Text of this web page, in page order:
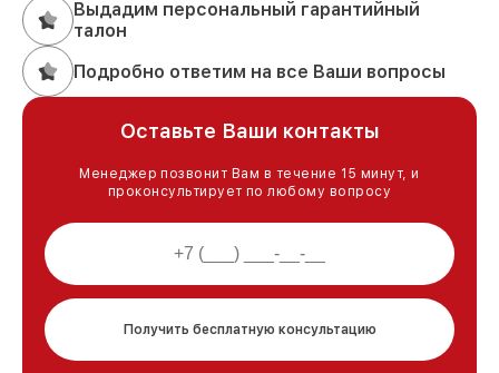
Выдадим персональный гарантийный
талон
Подробно ответим на все Ваши вопросы
Оставьте Ваши контакты
Менеджер позвонит Вам в течение 15 минут, и
проконсультирует по любому вопросу
Получить бесплатную консультацию